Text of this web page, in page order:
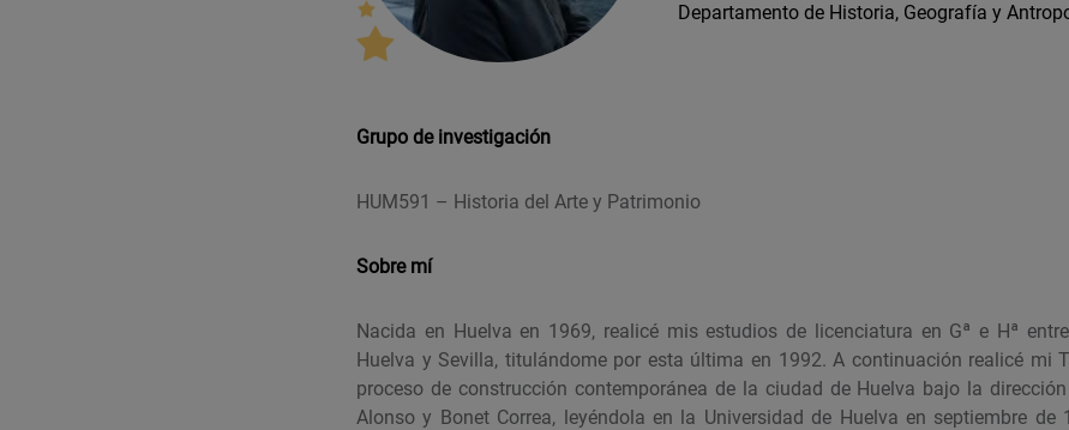
Departamento de Historia, Geografía y
Grupo de investigación
HUM591 – Historia del Arte y Patrimonio
Sobre mí
Nacida en Huelva en 1969, realicé mis estudios de licenciatura en Gª e Hª
Huelva y Sevilla, titulándome por esta última en 1992. A continuación realicé mi
proceso de construcción contemporánea de la ciudad de Huelva bajo la
Alonso y Bonet Correa, leyéndola en la Universidad de Huelva en septiembre de